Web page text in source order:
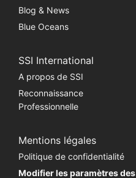
Blog & News
Blue Oceans
SSI International
A propos de SSI
Reconnaissance
Professionnelle
Mentions légales
Politique de confidentialité
Modifier les paramètres des